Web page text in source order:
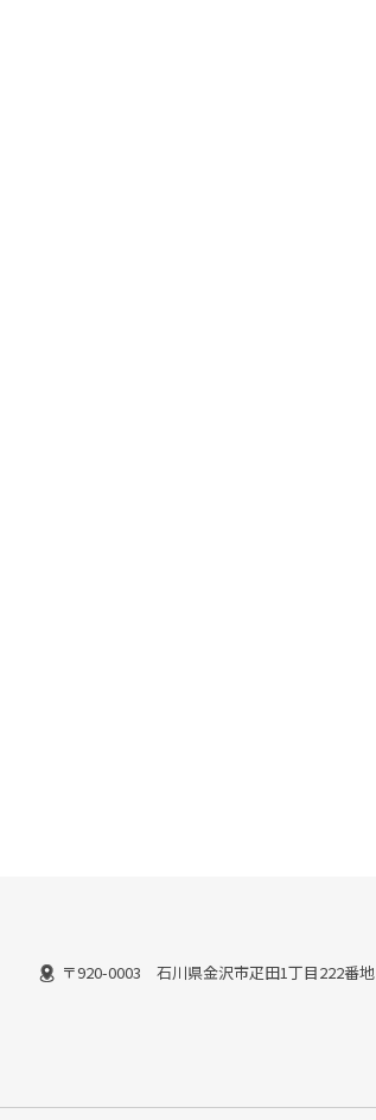
〒920-0003 石川県金沢市疋田1丁目222番地